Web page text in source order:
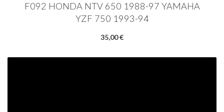
F092 HONDA NTV 650 1988-97 YAMAHA
YZF 750 1993-94
35,00 €